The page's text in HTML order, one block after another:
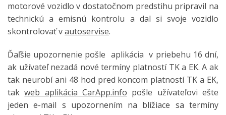
motorové vozidlo v dostatočnom predstihu pripravil na
technickú a emisnú kontrolu a dal si svoje vozidlo
skontrolovať vautoservise.
Ďaľšie upozornenie pošle aplikácia v priebehu 16 dní,
ak užívateľ nezadá nové termíny platností TK a EK. A ak
tak neurobí ani 48 hod pred koncom platností TK a EK,
takweb aplikácia CarApp.info pošle užívateľovi ešte
jeden e-mail s upozornením na blížiace sa termíny